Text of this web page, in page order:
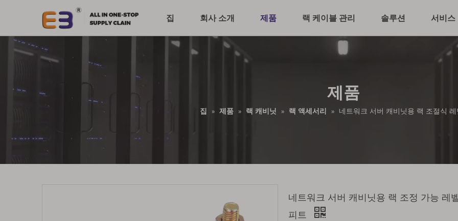
집 회사 소개 제품 랙 케이블 관리 솔루션 서비스
제품
집 » 제품 » 랙 캐비닛 » 랙 액세서리 » 네트워크 서버 캐비닛용 랙 조절식
네트워크 서버 캐비닛용 랙 조정 가능 레
피트